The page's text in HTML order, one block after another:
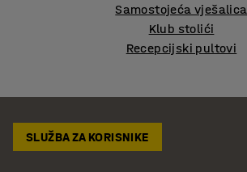
Samostojeća vješalica
Klub stolići
Recepcijski pultovi
SLUŽBA ZA KORISNIKE